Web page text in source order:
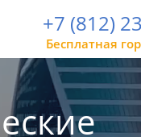
+7 (812)
Бесплатная